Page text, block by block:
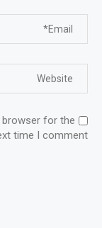
browser for the
time I comment.